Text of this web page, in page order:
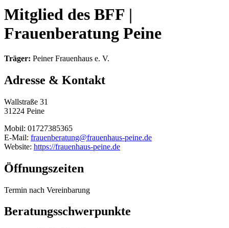
Mitglied des BFF |
Frauenberatung Peine
Träger: Peiner Frauenhaus e. V.
Adresse & Kontakt
Wallstraße 31
31224 Peine
Mobil: 01727385365
E-Mail: frauenberatung@frauenhaus-peine.de
Website: https://frauenhaus-peine.de
Öffnungszeiten
Termin nach Vereinbarung
Beratungsschwerpunkte